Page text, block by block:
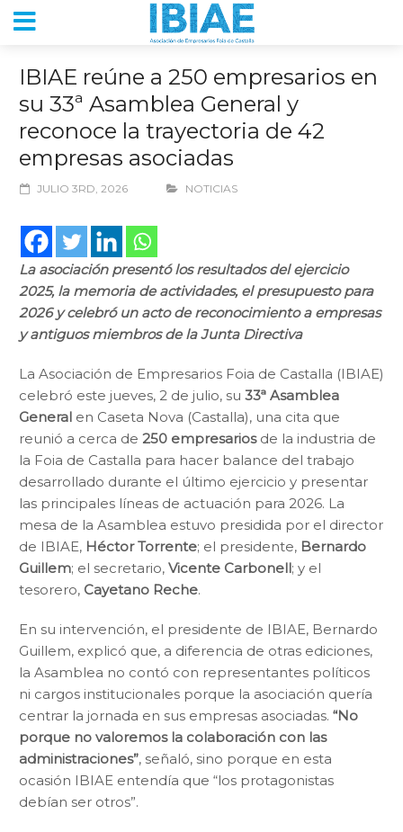
IBIAE reúne a 250 empresarios en
su 33ª Asamblea General y
reconoce la trayectoria de 42
empresas asociadas
JULIO 3RD, 2026 NOTICIAS
La asociación presentó los resultados del ejercicio
2025, la memoria de actividades, el presupuesto para
2026 y celebró un acto de reconocimiento a empresas
y antiguos miembros de la Junta Directiva
La Asociación de Empresarios Foia de Castalla (IBIAE)
celebró este jueves, 2 de julio, su 33ª Asamblea
General en Caseta Nova (Castalla), una cita que
reunió a cerca de 250 empresariosde la industria de
la Foia de Castalla para hacer balance del trabajo
desarrollado durante el último ejercicio y presentar
las principales líneas de actuación para 2026. La
mesa de la Asamblea estuvo presidida por el director
de IBIAE, Héctor Torrente; el presidente, Bernardo
Guillem; el secretario, Vicente Carbonell; y el
tesorero, Cayetano Reche.
En su intervención, el presidente de IBIAE, Bernardo
Guillem, explicó que, a diferencia de otras ediciones,
la Asamblea no contó con representantes políticos
ni cargos institucionales porque la asociación quería
centrar la jornada en sus empresas asociadas. “No
porque no valoremos la colaboración con las
administraciones”, señaló, sino porque en esta
ocasión IBIAE entendía que “los protagonistas
debían ser otros”.